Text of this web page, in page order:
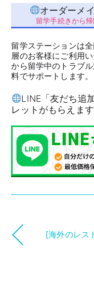
オーダーメ
留学手続きから
留学ステーションは
層のお客様にご利用
から留学中のトラブ
料でサポートします。
LINE「友だち追
レットがもらえま
[海外のレス